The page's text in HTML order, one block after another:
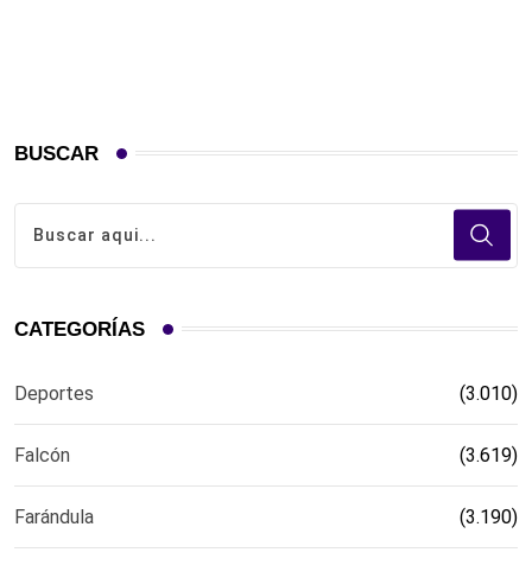
BUSCAR
CATEGORÍAS
Deportes (3.010)
Falcón (3.619)
Farándula (3.190)